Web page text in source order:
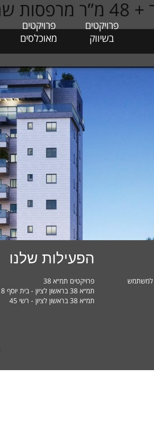
פרויקטים
בשיווק
פרויקטים
מאוכלסים
הפעילות שלנו
פרויקטים תמ״א 38
תמ״א 38 בראשון לציון - בית יוסף 8
תמ״א 38 בראשון לציון - רשי 45